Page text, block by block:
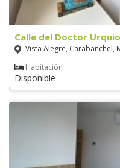
Calle del Doctor
Vista Alegre, Carabanchel,
Habitación
Disponible